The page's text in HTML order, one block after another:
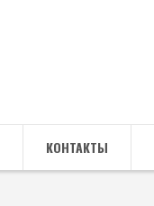
КОНТАКТЫ